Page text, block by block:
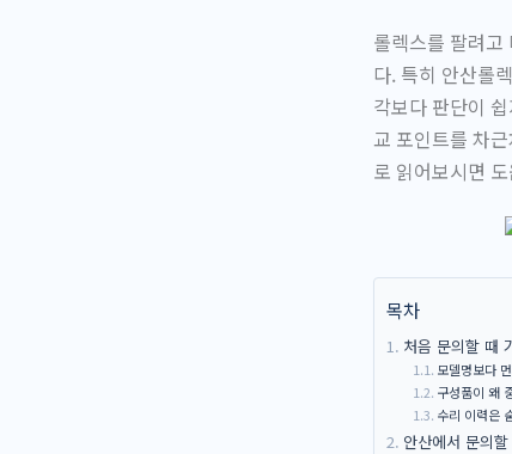
롤렉스를 팔려고
다. 특히 안산롤
각보다 판단이
교 포인트를 차
로 읽어보시면
목차
처음 문의할 때
모델명보다
구성품이 왜
수리 이력은
안산에서 문의